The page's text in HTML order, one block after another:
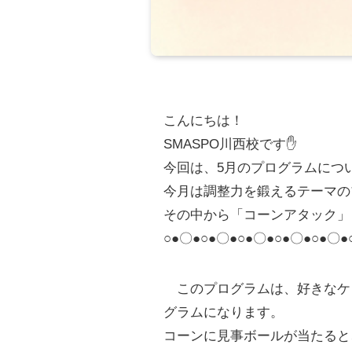
こんにちは！
SMASPO川西校です✋
今回は、5月のプログラムにつ
今月は調整力を鍛えるテーマ
その中から「コーンアタック
○●〇●○●〇●○●〇●○●〇●○●〇
このプログラムは、好きな
グラムになります。
コーンに見事ボールが当たる